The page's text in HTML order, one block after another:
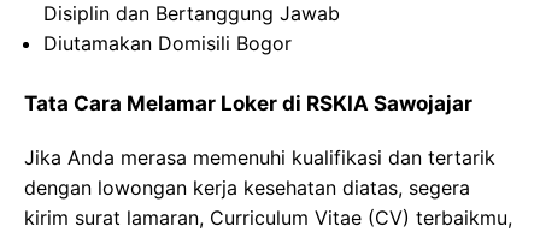
Disiplin dan Bertanggung Jawab
Diutamakan Domisili Bogor
Tata Cara Melamar Loker di RSKIA Sawojajar
Jika Anda merasa memenuhi kualifikasi dan tertarik
dengan lowongan kerja kesehatan diatas, segera
kirim surat lamaran, Curriculum Vitae (CV) terbaikmu,